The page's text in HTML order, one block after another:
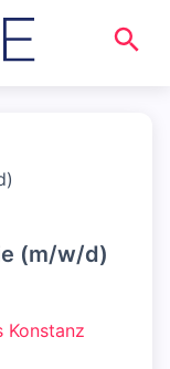
(m/w/d)
Konstanz